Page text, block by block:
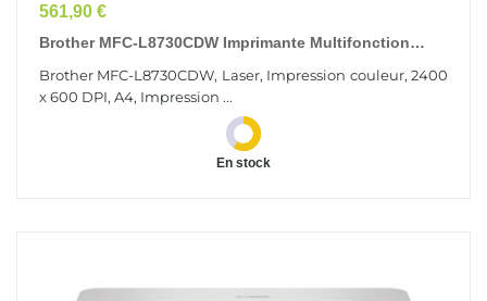
Prix
561,90 €
Brother MFC-L8730CDW Imprimante Multifonction
Brother MFC-L8730CDW, Laser, Impression couleur, 2400
x 600 DPI, A4, Impression ...
En stock